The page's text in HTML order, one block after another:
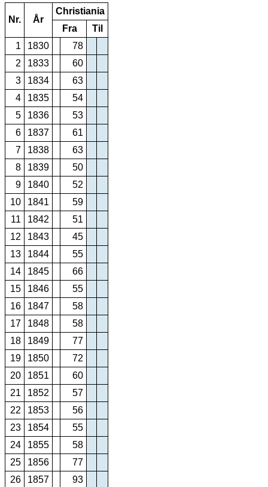
Nr. År
Christiania
Fra
Til
1
1830
78
2
1833
60
3
1834
63
4
1835
54
5
1836
53
6
1837
61
7
1838
63
8
1839
50
9
1840
52
10
1841
59
11
1842
51
12
1843
45
13
1844
55
14
1845
66
15
1846
55
16
1847
58
17
1848
58
18
1849
77
19
1850
72
20
1851
60
21
1852
57
22
1853
56
23
1854
55
24
1855
58
25
1856
77
26
1857
93